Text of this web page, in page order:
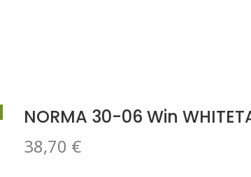
NORMA 30-06 Win
38,70 €